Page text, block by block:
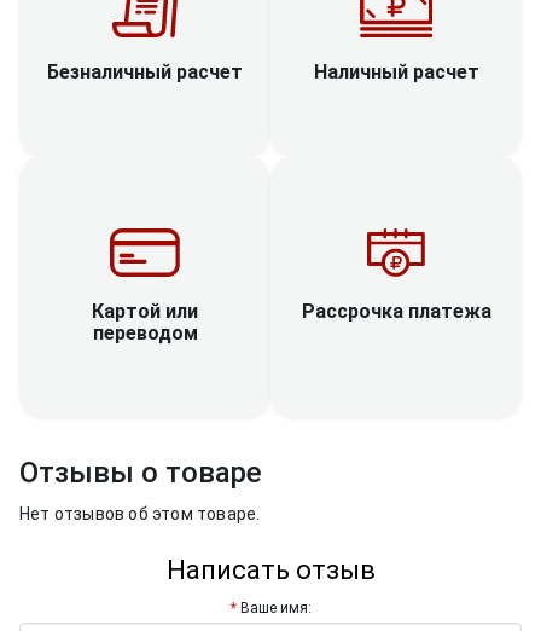
Безналичный расчет Наличный расчет
Картой или
переводом
Рассрочка платежа
Отзывы о товаре
Нет отзывов об этом товаре.
Написать отзыв
Ваше имя: